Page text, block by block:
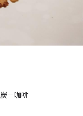
－咖啡